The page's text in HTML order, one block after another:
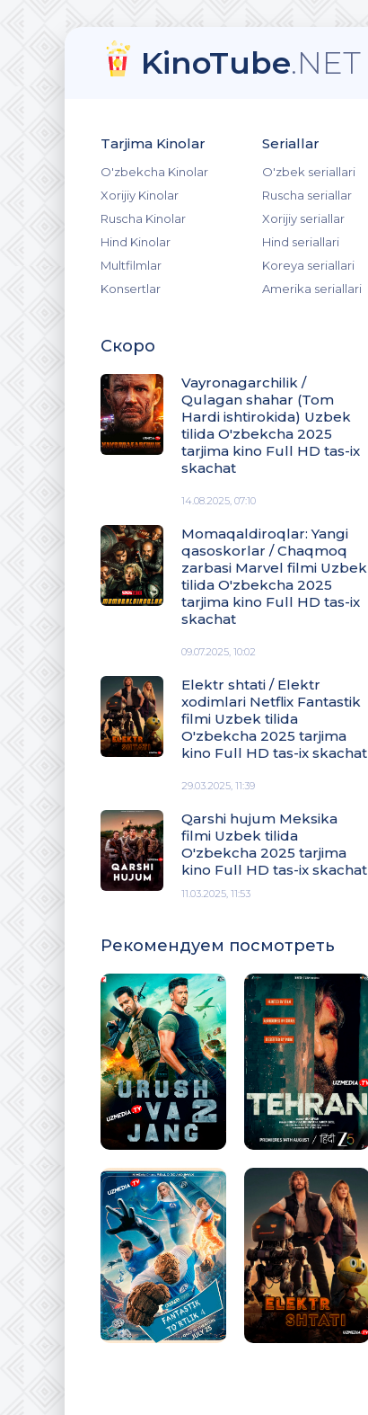
KinoTube.NET
Tarjima Kinolar
O'zbekcha Kinolar
Xorijiy Kinolar
Ruscha Kinolar
Hind Kinolar
Multfilmlar
Konsertlar
Seriallar
O'zbek seriallari
Ruscha seriallar
Xorijiy seriallar
Hind seriallari
Koreya seriallari
Amerika seriallari
Скоро
Vayronagarchilik /
Qulagan shahar (Tom
Hardi ishtirokida) Uzbek
tilida O'zbekcha 2025
tarjima kino Full HD tas-ix
skachat
14.08.2025, 07:10
Momaqaldiroqlar: Yangi
qasoskorlar / Chaqmoq
zarbasi Marvel filmi Uzbek
tilida O'zbekcha 2025
tarjima kino Full HD tas-ix
skachat
09.07.2025, 10:02
Elektr shtati / Elektr
xodimlari Netflix Fantastik
filmi Uzbek tilida
O'zbekcha 2025 tarjima
kino Full HD tas-ix skachat
29.03.2025, 11:39
Qarshi hujum Meksika
filmi Uzbek tilida
O'zbekcha 2025 tarjima
kino Full HD tas-ix skachat
11.03.2025, 11:53
Рекомендуем посмотреть